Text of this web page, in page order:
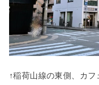
↑稲荷山線の東側、カ